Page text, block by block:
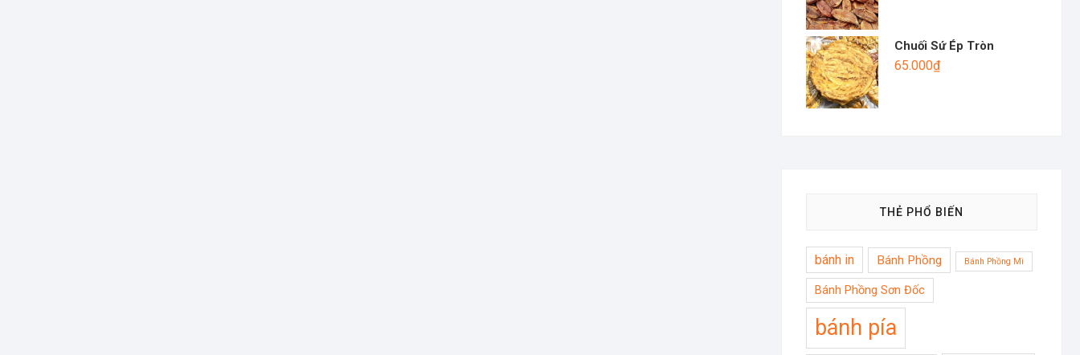
Chuối Sứ Ép Tròn
65.000₫
THẺ PHỔ BIẾN
bánh in Bánh Phồng Bánh Phồng Mì
Bánh Phồng Sơn Đốc
bánh pía